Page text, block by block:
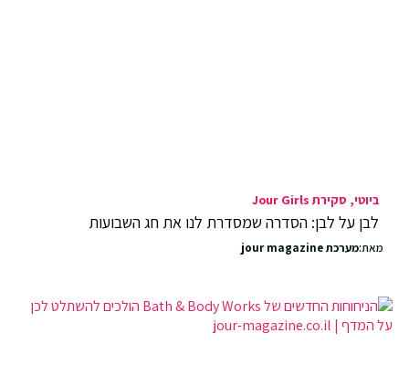
ביוטי סקירת Jour Girls
לבן על לבן: הסדרה שמסדרת לנו את חג השבועות
מאת:מערכת jour magazine